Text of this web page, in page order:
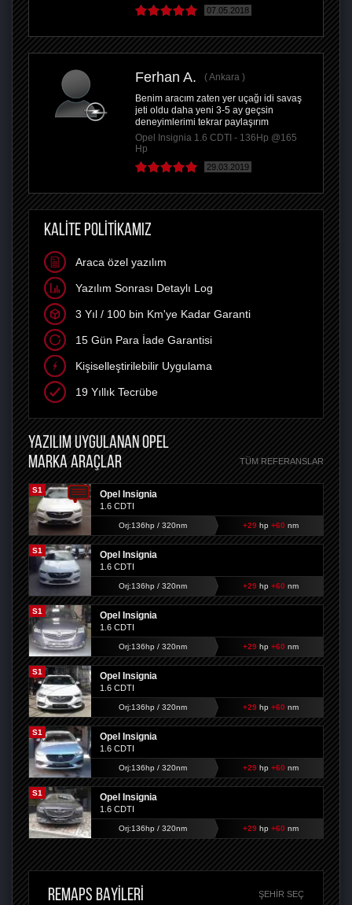
07.05.2018
Ferhan A.
Ankara
Benim aracım zaten yer uçağı idi savaş
jeti oldu daha yeni 3-5 ay geçsin
deneyimlerimi tekrar paylaşırım
Opel Insignia 1.6 CDTI - 136Hp @165
Hp
29.03.2019
KALİTE POLİTİKAMIZ
Araca özel yazılım
Yazılım Sonrası Detaylı Log
3 Yıl / 100 bin Km'ye Kadar Garanti
15 Gün Para İade Garantisi
Kişiselleştirilebilir Uygulama
19 Yıllık Tecrübe
YAZILIM UYGULANAN OPEL
MARKA ARAÇLAR
TÜM REFERANSLAR
S1 Opel Insignia
1.6 CDTI
Orj:136hp / 320nm +29hp +60 nm
S1 Opel Insignia
1.6 CDTI
Orj:136hp / 320nm +29hp +60 nm
S1 Opel Insignia
1.6 CDTI
Orj:136hp / 320nm +29hp +60 nm
S1 Opel Insignia
1.6 CDTI
Orj:136hp / 320nm +29hp +60 nm
S1 Opel Insignia
1.6 CDTI
Orj:136hp / 320nm +29hp +60 nm
S1 Opel Insignia
1.6 CDTI
Orj:136hp / 320nm +29hp +60 nm
REMAPS BAYİLERİ ŞEHIR SEÇ